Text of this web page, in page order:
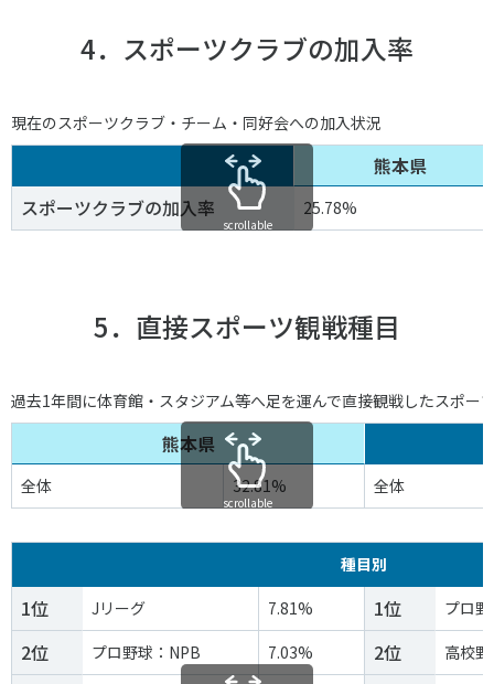
4．スポーツクラブの加入率
現在のスポーツクラブ・チーム・同好会への加入状況
熊本県
スポーツクラブの加入率
25.78%
scrollable
5．直接スポーツ観戦種目
過去1年間に体育館・スタジアム等へ足を運んで直接観戦したスポー
熊本県
全体 32.81% 全体
scrollable
種目別
1位 Jリーグ 7.81% 1位 プロ
2位 プロ野球：NPB 7.03% 2位 高校